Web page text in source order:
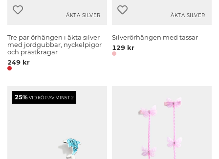
ÄKTA SILVER
Tre par örhängen i äkta silver
med jordgubbar, nyckelpigor
och prästkragar
249 kr
ÄKTA SILVER
Silverörhängen med tassar
129 kr
25%VID KÖP AV MINST 2